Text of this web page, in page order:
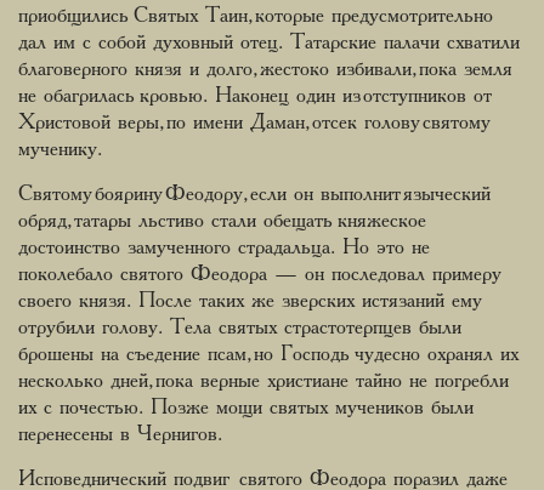
приобщились Святых Таин, которые предусмотрительно
дал им с собой духовный отец. Татарские палачи схватили
благоверного князя и долго, жестоко избивали, пока земля
не обагрилась кровью. Наконец один из отступников от
Христовой веры, по имени Даман, отсек голову святому
мученику.
Святому боярину Феодору, если он выполнит языческий
обряд, татары льстиво стали обещать княжеское
достоинство замученного страдальца. Но это не
поколебало святого Феодора — он последовал примеру
своего князя. После таких же зверских истязаний ему
отрубили голову. Тела святых страстотерпцев были
брошены на съедение псам, но Господь чудесно охранял их
несколько дней, пока верные христиане тайно не погребли
их с почестью. Позже мощи святых мучеников были
перенесены в Чернигов.
Исповеднический подвиг святого Феодора поразил даже